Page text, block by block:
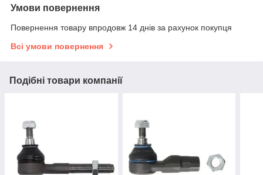
Умови повернення
Повернення товару впродовж 14 днів за рахунок покупця
Всі умови повернення
Подібні товари компанії